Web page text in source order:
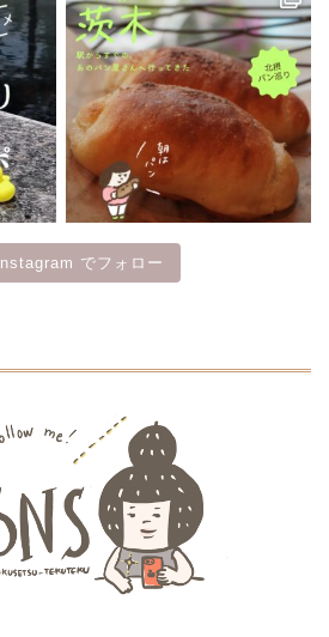
Instagram でフォロー